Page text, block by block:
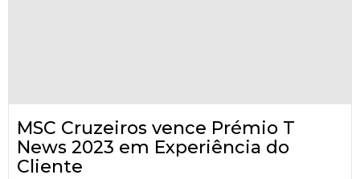
MSC Cruzeiros vence Prémio T
News 2023 em Experiência do
Cliente